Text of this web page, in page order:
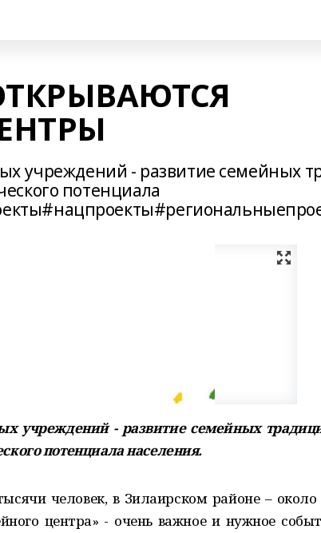
учреждений - развитие семейных
потенциала
учреждений - развитие семейных
потенциала населения.
человек, в Зилаирском районе – около
центра» - очень важное и нужное